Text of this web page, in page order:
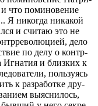
что по­ми­но­ве­ние
Я ни­ко­гда ни­ка­кой
и счи­таю это не
де­ло
по де­лу о контр­
Иг­на­тия и близ­ких к
поль­зу­ясь
к раз­ра­бот­ке дру­
вы­яс­ни­лось,